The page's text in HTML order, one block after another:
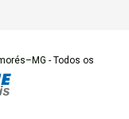
- Todos os